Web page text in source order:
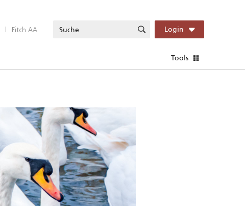
| Fitch AA Login
Tools